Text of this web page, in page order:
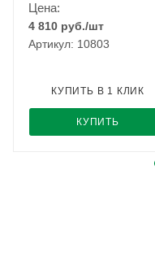
Цена:
4 810 руб./шт
Артикул: 10803
КУПИТЬ
КУПИТЬ В 1 КЛИК